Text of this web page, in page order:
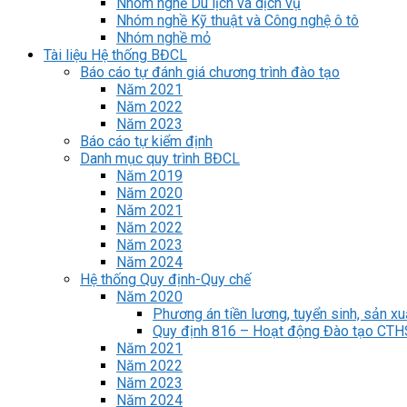
Nhóm nghề Kỹ thuật và Công nghệ ô tô
Nhóm nghề mỏ
Tài liệu Hệ thống BĐCL
Báo cáo tự đánh giá chương trình đào tạo
Năm 2021
Năm 2022
Năm 2023
Báo cáo tự kiểm định
Danh mục quy trình BĐCL
Năm 2019
Năm 2020
Năm 2021
Năm 2022
Năm 2023
Năm 2024
Hệ thống Quy định-Quy chế
Năm 2020
Phương án tiền lương, tuyển sinh, sản
Quy định 816 – Hoạt động Đào tạo
Năm 2021
Năm 2022
Năm 2023
Năm 2024